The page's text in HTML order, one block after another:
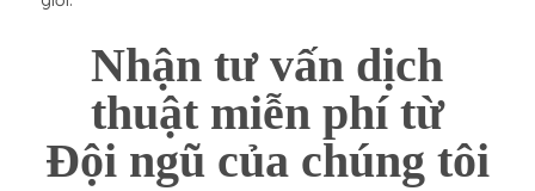
Nhận tư vấn dịch
thuật miễn phí từ
Đội ngũ của chúng tôi